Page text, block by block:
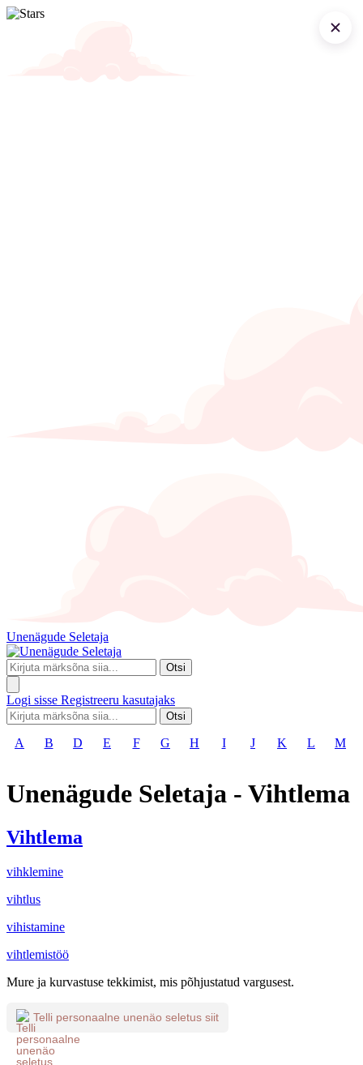
Unenägude Seletaja
Otsi
Logi sisse Registreeru kasutajaks
Otsi
A B D E F G H I J K L M
Unenägude Seletaja - Vihtlema
Vihtlema
vihklemine
vihtlus
vihistamine
vihtlemistöö
Mure ja kurvastuse tekkimist, mis põhjustatud vargusest.
Telli personaalne unenäo seletus siit